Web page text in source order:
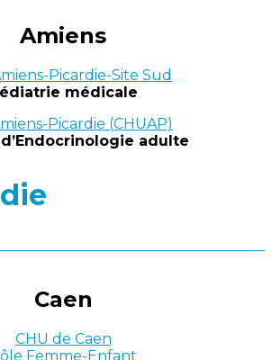
Amiens
Picardie-Site Sud
médicale
Picardie (CHUAP)
adulte
Caen
CHU de Caen
Femme-Enfant